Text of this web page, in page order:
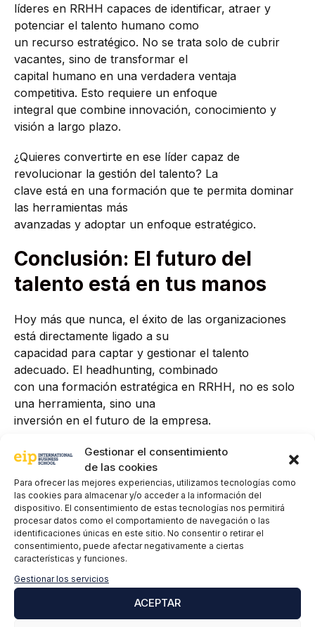
Gestionar el consentimiento
de las cookies
Para ofrecer las mejores experiencias, utilizamos tecnologías como
las cookies para almacenar y/o acceder a la información del
dispositivo. El consentimiento de estas tecnologías nos permitirá
procesar datos como el comportamiento de navegación o las
identificaciones únicas en este sitio. No consentir o retirar el
consentimiento, puede afectar negativamente a ciertas
características y funciones.
Gestionar los servicios
ACEPTAR
líderes en RRHH capaces de identificar, atraer y
potenciar el talento humano como
un recurso estratégico. No se trata solo de cubrir
vacantes, sino de transformar el
capital humano en una verdadera ventaja
competitiva. Esto requiere un enfoque
integral que combine innovación, conocimiento y
visión a largo plazo.
¿Quieres convertirte en ese líder capaz de
revolucionar la gestión del talento? La
clave está en una formación que te permita dominar
las herramientas más
avanzadas y adoptar un enfoque estratégico.
Conclusión: El futuro del
talento está en tus manos
Hoy más que nunca, el éxito de las organizaciones
está directamente ligado a su
capacidad para captar y gestionar el talento
adecuado. El headhunting, combinado
con una formación estratégica en RRHH, no es solo
una herramienta, sino una
inversión en el futuro de la empresa.
Si estás listo para liderar este cambio, no esperes
más. Invierte en tu formación y
lleva tu gestión de Recursos Humanos al siguiente
nivel. Porque al final, el éxito
empresarial no depende solo de lo que haces, sino
de las personas que eliges para
hacerlo contigo.
¿Quieres saber más sobre el impacto del headhunting
Descúbrelo aquí:¿Qué es el headhunting?